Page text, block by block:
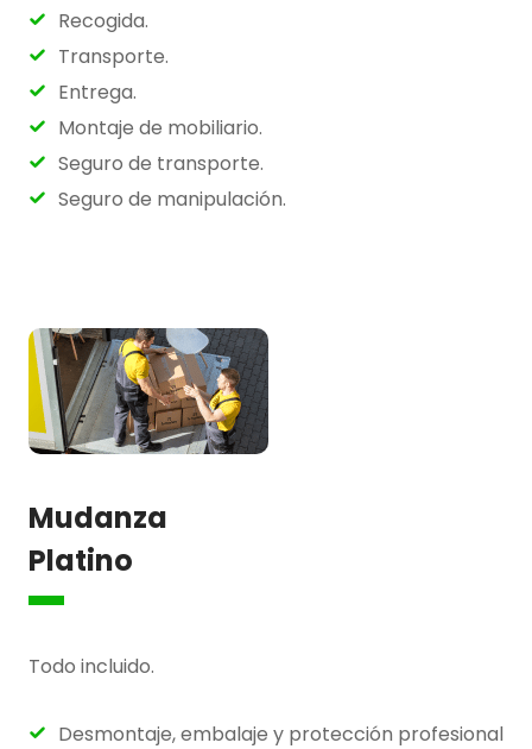
Recogida.
Transporte.
Entrega.
Montaje de mobiliario.
Seguro de transporte.
Seguro de manipulación.
Mudanza
Platino
Todo incluido.
Desmontaje, embalaje y protección profesional